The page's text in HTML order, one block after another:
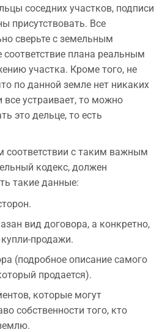
соседних участков, подписи
присутствовать. Все
сверьте с земельным
соответствие плана реальным
участка. Кроме того, не
по данной земле нет никаких
все устраивает, то можно
это дельце, то есть
соответствии с таким важным
кодекс, должен
такие данные:
вид договора, а конкретно,
продажи.
(подробное описание самого
продается).
которые могут
собственности того, кто